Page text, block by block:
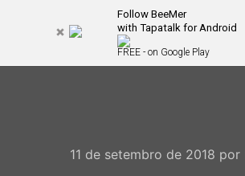
Follow BeeMer
with Tapatalk for Android
FREE - on Google Play
11 de setembro de 2018 por